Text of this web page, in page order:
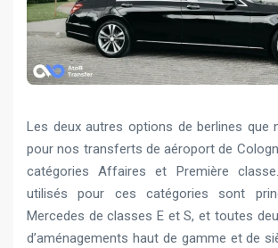
Les deux autres options de berlines que
pour nos transferts de aéroport de
catégories Affaires et Première
utilisés pour ces catégories sont
Mercedes de classes E et S, et toutes
d’aménagements haut de gamme et de